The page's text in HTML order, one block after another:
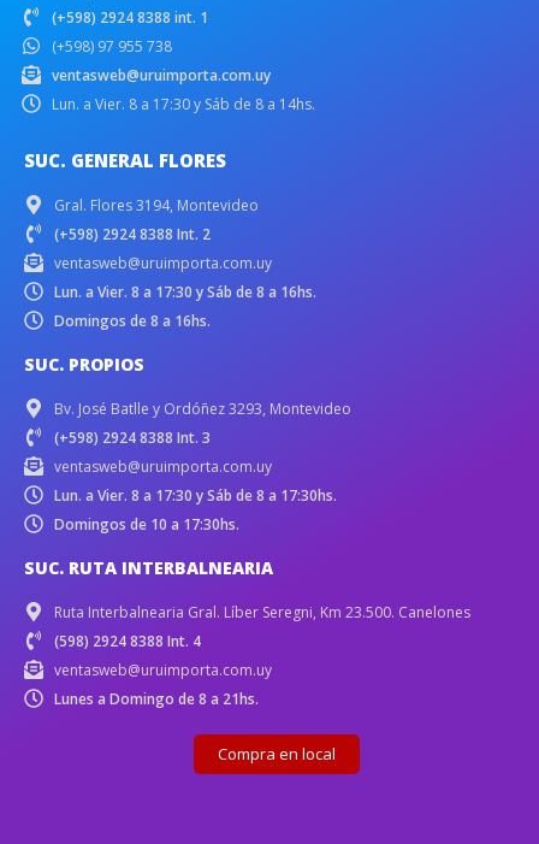
(+598) 2924 8388 int. 1
(+598) 97 955 738
ventasweb@uruimporta.com.uy
Lun. a Vier. 8 a 17:30 y Sáb de 8 a 14hs.
SUC. GENERAL FLORES
Gral. Flores 3194, Montevideo
(+598) 2924 8388 Int. 2
ventasweb@uruimporta.com.uy
Lun. a Vier. 8 a 17:30 y Sáb de 8 a 16hs.
Domingos de 8 a 16hs.
SUC. PROPIOS
Bv. José Batlle y Ordóñez 3293, Montevideo
(+598) 2924 8388 Int. 3
ventasweb@uruimporta.com.uy
Lun. a Vier. 8 a 17:30 y Sáb de 8 a 17:30hs.
Domingos de 10 a 17:30hs.
SUC. RUTA INTERBALNEARIA
Ruta Interbalnearia Gral. Líber Seregni, Km 23.500. Canelones
(598) 2924 8388 Int. 4
ventasweb@uruimporta.com.uy
Lunes a Domingo de 8 a 21hs.
Compra en local